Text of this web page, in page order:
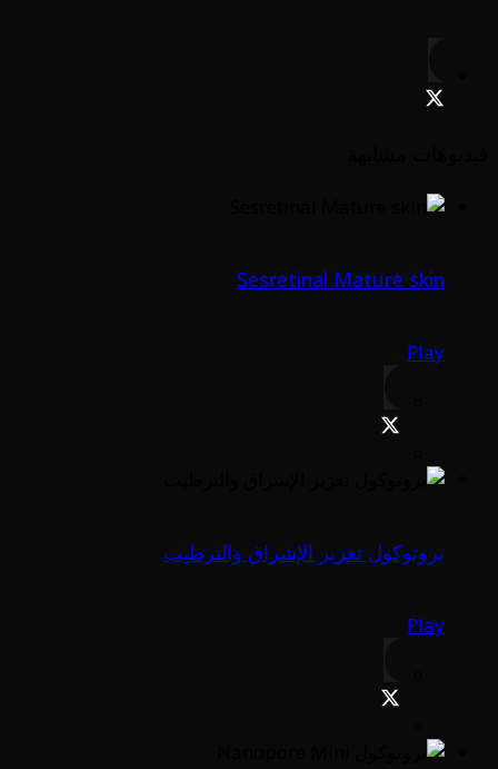
Sesretinal Mature skin
Play
بروتوكول تعزيز الإشراق والترطيب
Play